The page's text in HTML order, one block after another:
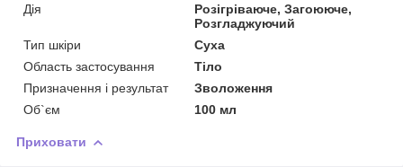
Дія
Розігріваюче, Загоююче,
Розгладжуючий
Тип шкіри
Суха
Область застосування
Тіло
Призначення і результат
Зволоження
Об`єм
100 мл
Приховати